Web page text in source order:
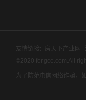
友情链接: 房天下产业网
©2020 fongce.com.All
为了防范电信网络诈骗，